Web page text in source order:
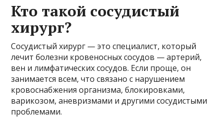
Кто такой сосудистый
хирург?
Сосудистый хирург — это специалист, который
лечит болезни кровеносных сосудов — артерий,
вен и лимфатических сосудов. Если проще, он
занимается всем, что связано с нарушением
кровоснабжения организма, блокировками,
варикозом, аневризмами и другими сосудистыми
проблемами.